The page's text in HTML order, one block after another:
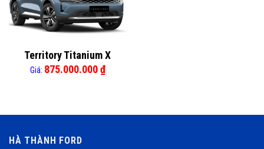
Territory Titanium X
Giá: 875.000.000₫
HÀ THÀNH FORD